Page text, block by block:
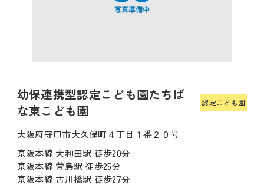
幼保連携型認定こども園たちば
な東こども園
認定こども園
大阪府守口市大久保町４丁目１番２０号
京阪本線 大和田駅 徒歩20分
京阪本線 萱島駅 徒歩25分
京阪本線 古川橋駅 徒歩27分